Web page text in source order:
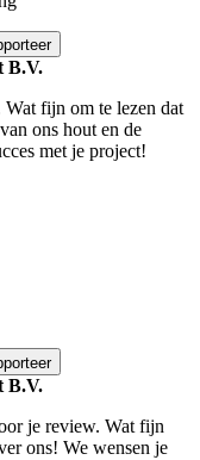
B.V.
fijn om te lezen dat
ons hout en de
met je project!
B.V.
je review. Wat fijn
ons! We wensen je